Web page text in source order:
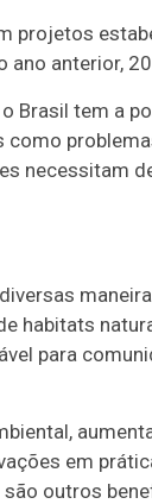
projetos
ano anterior,
Brasil tem a
como
necessitam
habitats
para
em
outros